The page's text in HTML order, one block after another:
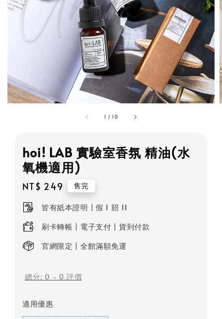
1 / 10
hoi! LAB 實驗室香氛 精油(水
氧機適用)
Regular
price
NT$ 249 售完
皆有紙本證明┃假 1 賠 11
刷卡轉帳┃電子支付┃貨到付款
官網限定┃全館滿額免運
總分: 0 - 0 評價
適用優惠